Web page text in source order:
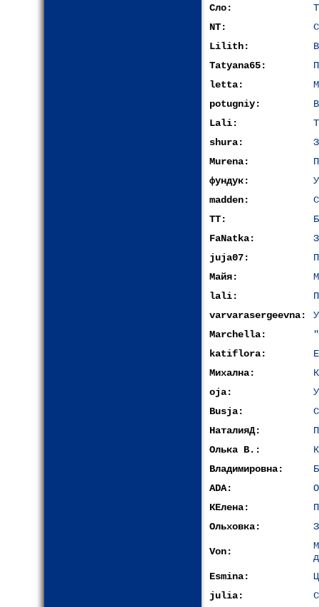
Сло:
NT:
Lilith:
Tatyana65:
letta:
potugniy:
Lali:
shura:
Murena:
фундук:
madden:
ТТ:
FaNatka:
juja07:
Майя:
lali:
varvarasergeevna:
Marchella:
katiflora:
Михална:
oja:
Busja:
НаталияД:
Олька В.:
Владимировна:
ADA:
КЕлена:
Ольховка:
Von:
Esmina:
julia: